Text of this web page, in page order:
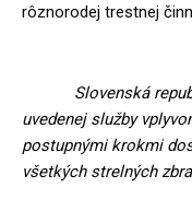
rôznorodej trestnej
Slovenská
uvedenej služby
postupnými krokmi
všetkých strelných